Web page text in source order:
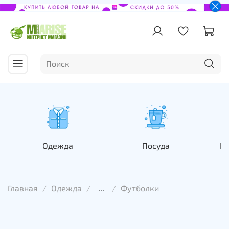
Одежда Посуда
Главная Одежда ... Футболки